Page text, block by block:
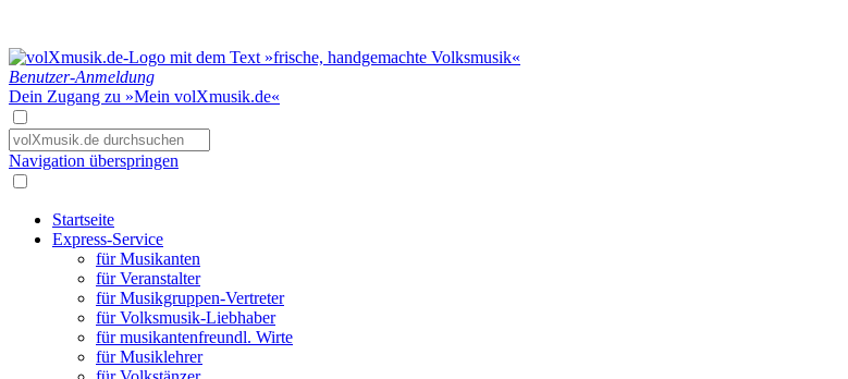
Benutzer-Anmeldung
Dein Zugang zu »Mein volXmusik.de«
Navigation überspringen
Startseite
Express-Service
für Musikanten
für Veranstalter
für Musikgruppen-Vertreter
für Volksmusik-Liebhaber
für musikantenfreundl. Wirte
für Musiklehrer